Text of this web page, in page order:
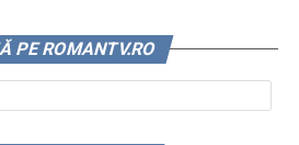
PE ROMANTV.RO